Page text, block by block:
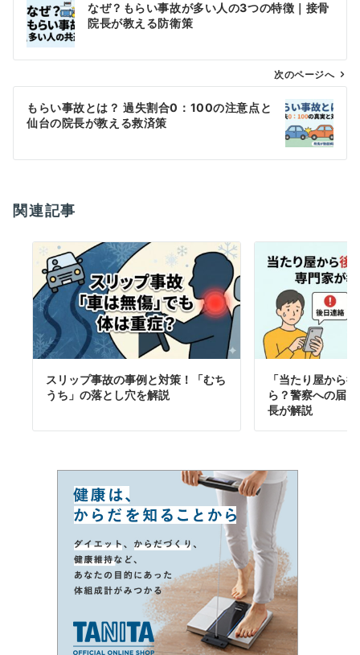
ビ
ン
なぜ？もらい事故が多い人の3つの特徴｜接骨
院長が教える防衛策
次のページへ
もらい事故とは？ 過失割合0：100の注意点と
仙台の院長が教える救済策
関連記事
スリップ事故の事例と対策！「むち
うち」の落とし穴を解説
「当たり屋から
ら？警察への届
長が解説